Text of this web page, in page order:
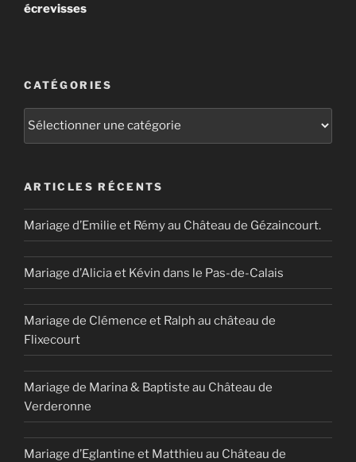
écrevisses
CATÉGORIES
Catégories
ARTICLES RÉCENTS
Mariage d’Emilie et Rémy au Château de Gézaincourt.
Mariage d’Alicia et Kévin dans le Pas-de-Calais
Mariage de Clémence et Ralph au château de
Flixecourt
Mariage de Marina & Baptiste au Château de
Verderonne
Mariage d’Eglantine et Matthieu au Château de